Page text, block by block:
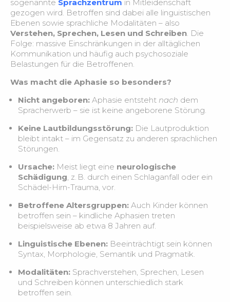
Mundraum – Grundlagen
Assassement zur Mundgesundheit
Nahrungsbestandteile – Grundlagen
Ernährung im Alter – Fallbeispiel
Schluckphasen 2:52
Dysphagie
Dysphagie- Pflegeunterstützung bei der
Nahrungsaufnahme
Stress und mentale Gesundheit – Grundlage
Psychische Gesundheit 2:08
Prävention und Stressbewältigung 1:51
Ausscheidung verstehen – Blase und Darm im
sogenannte Sprachzentrum in Mitleidenschaft
gezogen wird. Betroffen sind dabei alle linguistischen
Ebenen sowie sprachliche Modalitäten – also
Verstehen, Sprechen, Lesen und Schreiben. Die
Folge: massive Einschränkungen in der alltäglichen
Kommunikation und häufig auch psychosoziale
Belastungen für die Betroffenen.
Was macht die Aphasie so besonders?
Nicht angeboren: Aphasie entsteht nach dem
Spracherwerb – sie ist keine angeborene Störung.
Keine Lautbildungsstörung: Die Lautproduktion
bleibt intakt – im Gegensatz zu anderen sprachlichen
Störungen.
Ursache: Meist liegt eine neurologische
Schädigung, z. B. durch einen Schlaganfall oder ein
Schädel-Hirn-Trauma, vor.
Betroffene Altersgruppen: Auch Kinder können
betroffen sein – kindliche Aphasien treten
beispielsweise ab etwa 8 Jahren auf.
Linguistische Ebenen: Beeinträchtigt sein können
Syntax, Morphologie, Semantik und Pragmatik.
Modalitäten: Sprachverstehen, Sprechen, Lesen
und Schreiben können unterschiedlich stark
betroffen sein.